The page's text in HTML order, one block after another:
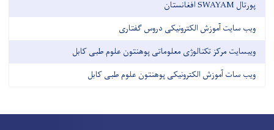
پورتال SWAYAM افغانستان
ویب سایت آموزش الکترونیکی دروس گفتاری
ویبسایت مرکز تکنالوژی معلوماتی پوهنتون علوم طبی کابل
ویب سات آموزش الکترونیکی پوهنتون علوم طبی کابل